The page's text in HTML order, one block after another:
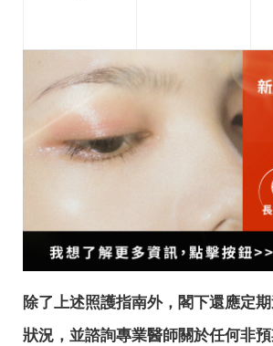
除了上述照護指南外，閣下還應定
狀況，並諮詢專業醫師關於任何非